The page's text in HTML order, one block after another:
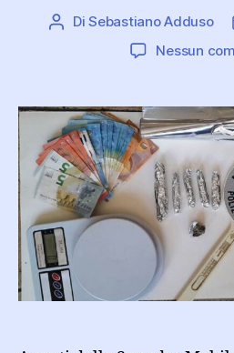
Autore
DiSebastiano Adduso
Nessun